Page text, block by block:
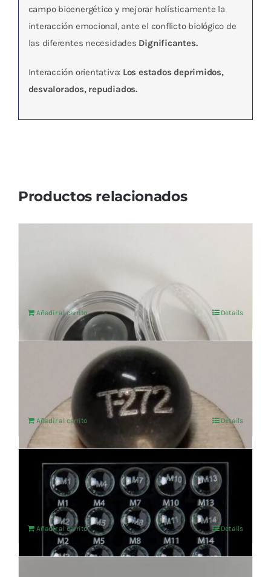
campo bioenergético y mejorar holísticamente la
interacción emocional, ante el conflicto biológico de
las diferentes necesidades Dignificantes.
Interacción orientativa: Los estados deprimidos,
desvalorados, repudiados.
Productos relacionados
Añadir al carrito Details
RECONEC+ ESPECIFICO BOLA T-272
IVA no incluído
Añadir al carrito Details
SET DE MERIDIANOS
1.177,69€ IVA no incluído
Añadir al carrito Details